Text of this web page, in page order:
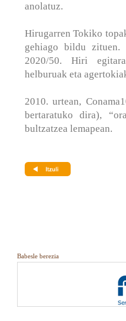
anolatuz.
Hirugarren Tokiko
gehiago bildu zituen.
2020/50. Hiri
helburuak eta
2010. urtean,
bertaratuko dira),
bultzatzea lemapean.
Babesle berezia